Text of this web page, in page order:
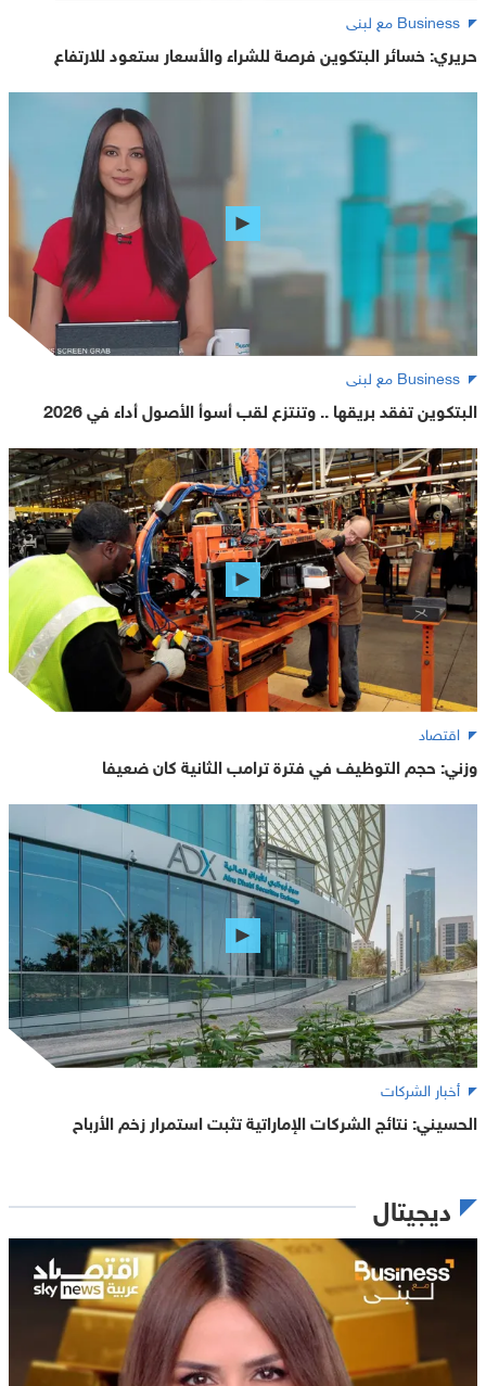
Business مع لبنى
حريري: خسائر البتكوين فرصة للشراء والأسعار ستعود للارتفاع
Business مع لبنى
البتكوين تفقد بريقها .. وتنتزع لقب أسوأ الأصول أداء في 2026
اقتصاد
وزني: حجم التوظيف في فترة ترامب الثانية كان ضعيفا
أخبار الشركات
الحسيني: نتائج الشركات الإماراتية تثبت استمرار زخم الأرباح
ديجيتال